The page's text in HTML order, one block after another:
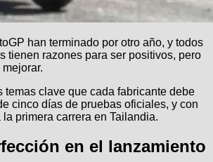
han terminado por otro año, y todos
tienen razones para ser positivos, pero
temas clave que cada fabricante debe
cinco días de pruebas oficiales, y con
primera carrera en Tailandia.
en el lanzamiento